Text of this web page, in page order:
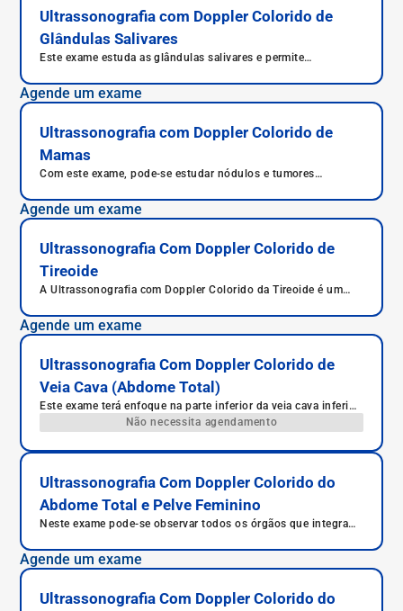
Ultrassonografia com Doppler Colorido de
Glândulas Salivares
Este exame estuda as glândulas salivares e permite
de alterações nas parótidas e submandibulares.
Agende um exame
Ultrassonografia com Doppler Colorido de
Mamas
Com este exame, pode-se estudar nódulos e tumores
Agende um exame
Ultrassonografia Com Doppler Colorido de
Tireoide
A Ultrassonografia com Doppler Colorido da Tireoide é um
tamanho, a estrutura e o fluxo sanguíneo da glândula tireoide.
É indicada para investigação de nódulos, tireoidites, bócio e
Agende um exame
Ultrassonografia Com Doppler Colorido de
Veia Cava (Abdome Total)
Este exame terá enfoque na parte inferior da veia cava inferior,
responsável pelo retorno de sangue ao coração da parte
inferior do corpo humano.
Não necessita agendamento
Ultrassonografia Com Doppler Colorido do
Abdome Total e Pelve Feminino
Neste exame pode-se observar todos os órgãos que integram
Agende um exame
Ultrassonografia Com Doppler Colorido do